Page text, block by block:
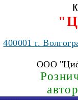
400001г.
ООО